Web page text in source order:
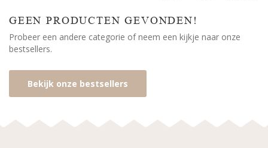
GEEN PRODUCTEN GEVONDEN!
Probeer een andere categorie of neem een kijkje naar onze
bestsellers.
Bekijk onze bestsellers